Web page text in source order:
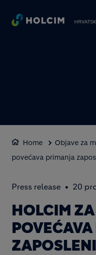
Home Objave za
povećava primanja
Press release 20
HOLCIM